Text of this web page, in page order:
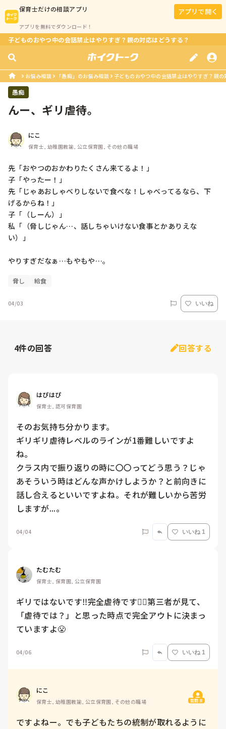
保育士だけの相談アプリ
アプリを無料でダウンロード！
アプリで開く
子どものおやつ中の会話禁止はやりすぎ？親の対応はどうする？
お悩み相談 「愚痴」のお悩み相談 子どものおやつ中の会話禁止はやりすぎ？親
愚痴
んー、ギリ虐待。
にこ
保育士, 幼稚園教諭, 公立保育園, その他の職場
先「おやつのおかわりたくさん来てるよ！」
子「やったー！」
先「じゃあおしゃべりしないで食べな！しゃべってるなら、下
げるからね！」
子「（しーん）」
私「（脅しじゃん…、話しちゃいけない食事とかありえな
い）」
やりすぎだなぁ…もやもや…。
脅し 給食
04/03 いいね
4件の回答 回答する
はぴはぴ
保育士, 認可保育園
そのお気持ち分かります。
ギリギリ虐待レベルのラインが1番難しいですよ
ね。
クラス内で振り返りの時に〇〇ってどう思う？じゃ
あそういう時はどんな声かけしようか？と前向きに
話し合えるといいですよね。それが難しいから苦労
しますが...。
04/04 いいね 1
たむたむ
保育士, 保育園, 公立保育園
ギリではないです‼️完全虐待です🙅‍♀️第三者が見て、
「虐待では？」と思った時点で完全アウトに決まっ
ていますよ😤
04/06 いいね 1
にこ
保育士, 幼稚園教諭, 公立保育園, その他の職場 質問主
ですよねー。でも子どもたちの統制が取れるように